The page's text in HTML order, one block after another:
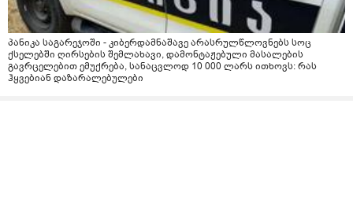
პანიკა საგარეჯოში - კიბერდამნაშავე არასრულწლოვნებს სოც
ქსელებში ღირსების შემლახავი, დამონტაჟებული მასალების
გავრცელებით ემუქრება, სანაცვლოდ 10 000 ლარს ითხოვს: რას
ჰყვებიან დაზარალებულები